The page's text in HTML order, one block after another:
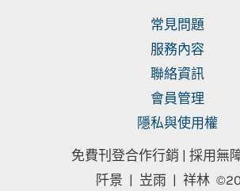
常見問題
服務內容
聯絡資訊
會員管理
隱私與使用權
免費刊登合作行銷 | 採用無
阡景 | 岦雨 | 祥林